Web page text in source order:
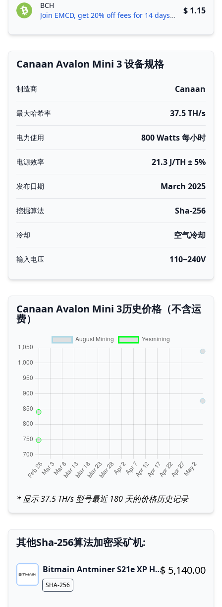
BCH
Join EMCD, get 20% off fees for 14 days!
$ 1.15
Canaan Avalon Mini 3 设备规格
制造商 Canaan
最大哈希率 37.5 TH/s
电力使用 800 Watts 每小时
电源效率 21.3 J/TH ± 5%
发布日期 March 2025
挖掘算法 Sha-256
冷却 空气冷却
输入电压 110~240V
Canaan Avalon Mini 3历史价格（不含运
费）
* 显示 37.5 TH/s 型号最近 180 天的价格历史记录
其他Sha-256算法加密采矿机:
Bitmain Antminer S21e XP Hyd 3U
Buy now!
$ 5,140.00
Algorithm
SHA-256